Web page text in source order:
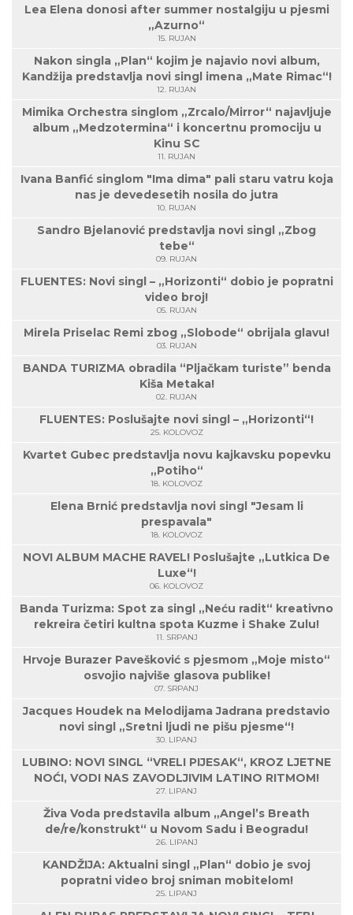
Lea Elena donosi after summer nostalgiju u pjesmi
„Azurno“
15. RUJAN
Nakon singla „Plan“ kojim je najavio novi album,
Kandžija predstavlja novi singl imena „Mate Rimac“!
12. RUJAN
Mimika Orchestra singlom „Zrcalo/Mirror“ najavljuje
album „Medzotermina“ i koncertnu promociju u
Kinu SC
11. RUJAN
Ivana Banfić singlom "Ima dima" pali staru vatru koja
nas je devedesetih nosila do jutra
10. RUJAN
Sandro Bjelanović predstavlja novi singl „Zbog
tebe“
09. RUJAN
FLUENTES: Novi singl – „Horizonti“ dobio je popratni
video broj!
05. RUJAN
Mirela Priselac Remi zbog „Slobode“ obrijala glavu!
03. RUJAN
BANDA TURIZMA obradila “Pljačkam turiste” benda
Kiša Metaka!
02. RUJAN
FLUENTES: Poslušajte novi singl – „Horizonti“!
25. KOLOVOZ
Kvartet Gubec predstavlja novu kajkavsku popevku
„Potiho“
18. KOLOVOZ
Elena Brnić predstavlja novi singl "Jesam li
prespavala"
18. KOLOVOZ
NOVI ALBUM MACHE RAVEL! Poslušajte „Lutkica De
Luxe“!
06. KOLOVOZ
Banda Turizma: Spot za singl „Neću radit“ kreativno
rekreira četiri kultna spota Kuzme i Shake Zulu!
11. SRPANJ
Hrvoje Burazer Pavešković s pjesmom „Moje misto“
osvojio najviše glasova publike!
07. SRPANJ
Jacques Houdek na Melodijama Jadrana predstavio
novi singl „Sretni ljudi ne pišu pjesme“!
30. LIPANJ
LUBINO: NOVI SINGL “VRELI PIJESAK“, KROZ LJETNE
NOĆI, VODI NAS ZAVODLJIVIM LATINO RITMOM!
27. LIPANJ
Živa Voda predstavila album „Angel’s Breath
de/re/konstrukt“ u Novom Sadu i Beogradu!
26. LIPANJ
KANDŽIJA: Aktualni singl „Plan“ dobio je svoj
popratni video broj sniman mobitelom!
25. LIPANJ